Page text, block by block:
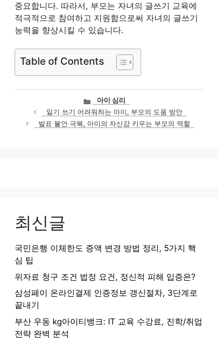
중요합니다. 따라서, 부모는 자녀의 글쓰기 교육에
적극적으로 참여하고 지원함으로써 자녀의 글쓰기
능력을 향상시킬 수 있습니다.
Table of Contents
카
테
고
리
아이 심리
일기 쓰기 어려워하는 아이, 부모의 도움 방안
발표 불안 극복, 아이의 자신감 키우는 부모의 역할
최신글
국민은행 이체한도 증액 변경 방법 정리, 5가지 핵
심 팁
위자료 청구 조건 법정 요건, 정신적 피해 입증은?
삼성페이 온라인결제 인증정보 갱신절차, 3단계로
끝내기
부산 우동 kg아이티뱅크: IT 교육 수강료, 진학/취업
전략 완벽 분석